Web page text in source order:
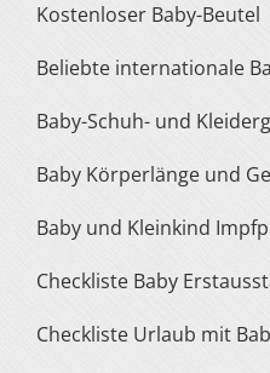
Kostenloser Baby-Beutel
Beliebte internationale
Baby-Schuh- und
Baby Körperlänge und
Baby und Kleinkind
Checkliste Baby
Checkliste Urlaub mit